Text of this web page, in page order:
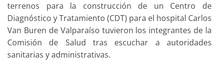
terrenos para la construcción de un Centro de
Diagnóstico y Tratamiento (CDT) para el hospital Carlos
Van Buren de Valparaíso tuvieron los integrantes de la
Comisión de Salud tras escuchar a autoridades
sanitarias y administrativas.